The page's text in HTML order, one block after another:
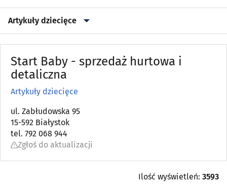
Artykuły dziecięce
Alkohol, Piwo, Wino, Wyroby spirytusowe(20)
Anteny(6)
Antykwariaty (5)
Artykuły dziecięce
Artykuły i sprzęt gospodarstwa domowego (AGD)
Start Baby - sprzedaż hurtowa i
detaliczna
Artykuły dziecięce
ul. Zabłudowska 95
15-592 Białystok
tel. 792 068 944
Zgłoś do aktualizacji
Ilość wyświetleń: 3593